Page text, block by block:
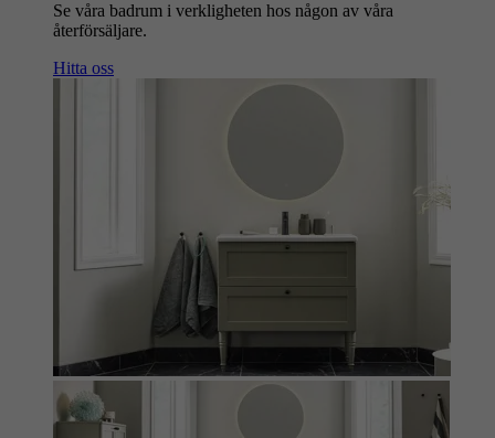
Se våra badrum i verkligheten hos någon av våra
återförsäljare.
Hitta oss